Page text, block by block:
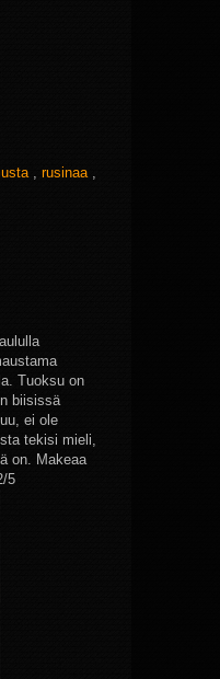
rusinaa
Tuoksu on
biisissä
ei ole
tekisi mieli,
on. Makeaa
5